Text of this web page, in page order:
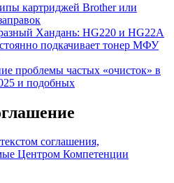
картриджей Brother или
Хандань: HG220 и HG22A
подкачивает тонер МФУ
проблемы частых «очисток» в
и подобных
соглашения,
Центром Компетенции